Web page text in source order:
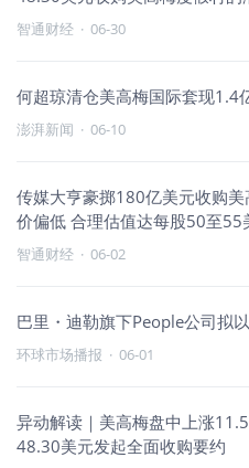
智通财经 · 06-30
何超琼清仓美高梅国际套现1.4
澎湃新闻 · 06-10
传媒大亨豪掷180亿美元收购
价偏低 合理估值达每股50至55
智通财经 · 06-02
巴里・迪勒旗下People公司拟
环球市场播报 · 06-01
异动解读｜美高梅盘中上涨
48.30美元发起全面收购要约